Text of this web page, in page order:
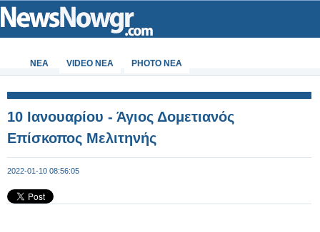
ΝΕΑ VIDEO NEA PHOTO NEA
10 Ιανουαρίου - Άγιος Δομετιανός
Επίσκοπος Μελιτηνής
2022-01-10 08:56:05